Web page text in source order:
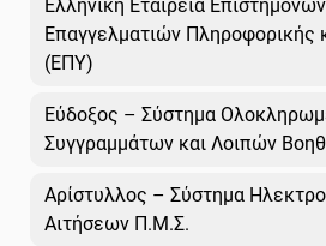
Ελληνική Εταιρεία
Επαγγελματιών Πληροφορικής
(ΕΠΥ)
Εύδοξος – Σύστημα
Συγγραμμάτων και Λοιπών
Αρίστυλλος – Σύστημα
Αιτήσεων Π.Μ.Σ.